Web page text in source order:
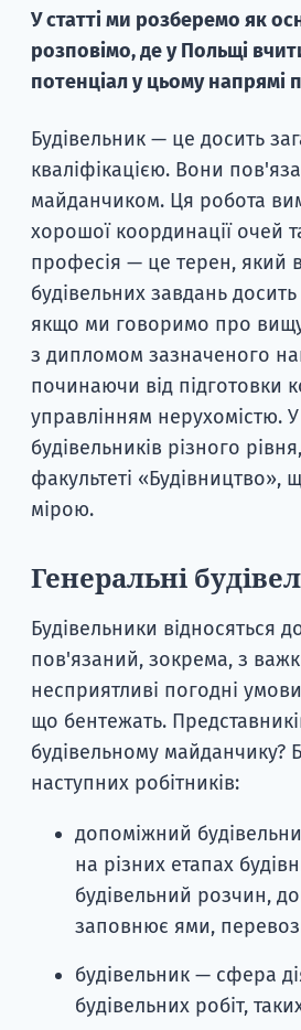
У статті ми розберемо як
розповімо, де у Польщі
потенціал у цьому
Будівельник — це досить
кваліфікацією. Вони
майданчиком. Ця робота
хорошої координації очей
професія — це терен, який
будівельних завдань
якщо ми говоримо про вищу
з дипломом зазначеного
починаючи від підготовки
управлінням нерухомістю.
будівельників різного
факультеті
мірою.
Генеральні
Будівельники відносяться
пов'язаний, зокрема, з
несприятливі погодні
що бентежать.
будівельному майданчику?
наступних робітників:
допоміжний
на різних етапах
будівельний розчин,
заповнює ями,
будівельник — сфера
будівельних робіт,